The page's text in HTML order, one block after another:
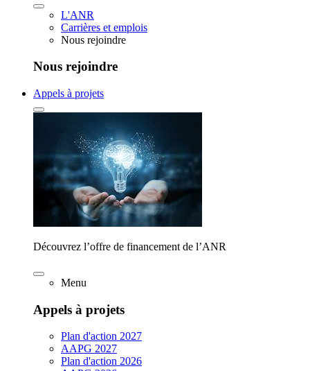
L'ANR
Carrières et emplois
Nous rejoindre
Nous rejoindre
Appels à projets
Découvrez l’offre de financement de l’ANR
Menu
Appels à projets
Plan d'action 2027
AAPG 2027
Plan d'action 2026